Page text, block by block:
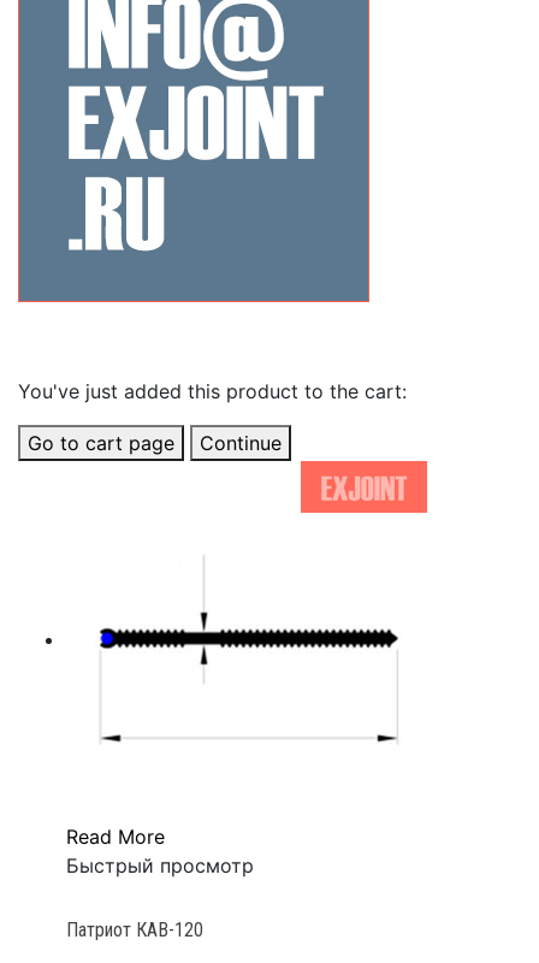
You've just added this product to the cart:
Go to cart page Continue
Read More
Быстрый просмотр
Патриот КАВ-120